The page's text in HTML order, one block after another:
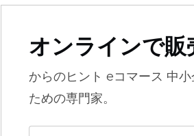
オンラインで販
からのヒント eコマース 中
ための専門家。